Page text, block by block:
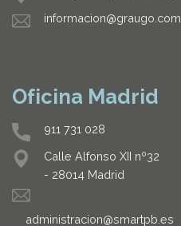
Oficina Madrid
911 731 028
Calle Alfonso XII nº32
- 28014 Madrid
administracion@smartpb.es
informacion@graugo.com